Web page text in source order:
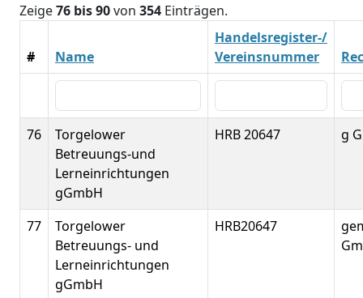
Zeige76 bis 90von 354 Einträgen.
# Name
Handelsregister-/
Vereinsnummer
76
Torgelower
Betreuungs-und
Lerneinrichtungen
gGmbH
HRB 20647 g
77
Torgelower
Betreuungs- und
Lerneinrichtungen
gGmbH
HRB20647